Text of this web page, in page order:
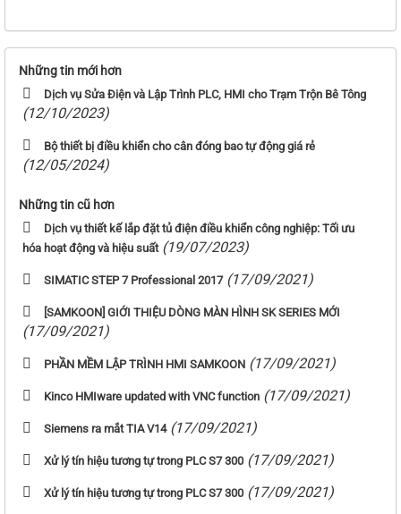
Những tin mới hơn
Dịch vụ Sửa Điện và Lập Trình PLC, HMI cho Trạm Trộn Bê Tông
(12/10/2023)
Bộ thiết bị điều khiển cho cân đóng bao tự động giá rẻ
(12/05/2024)
Những tin cũ hơn
Dịch vụ thiết kế lắp đặt tủ điện điều khiển công nghiệp: Tối ưu
hóa hoạt động và hiệu suất (19/07/2023)
SIMATIC STEP 7 Professional 2017 (17/09/2021)
[SAMKOON] GIỚI THIỆU DÒNG MÀN HÌNH SK SERIES MỚI
(17/09/2021)
PHẦN MỀM LẬP TRÌNH HMI SAMKOON (17/09/2021)
Kinco HMIware updated with VNC function (17/09/2021)
Siemens ra mắt TIA V14 (17/09/2021)
Xử lý tín hiệu tương tự trong PLC S7 300 (17/09/2021)
Xử lý tín hiệu tương tự trong PLC S7 300 (17/09/2021)